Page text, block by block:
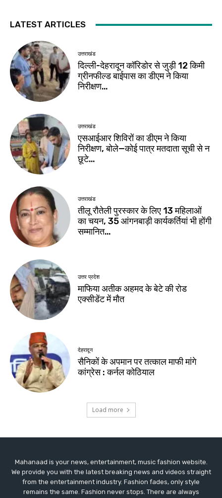
Mahanaad is your news, entertainment, music fashion website.
We provide you with the latest breaking news and videos straight
from the entertainment industry. Fashion fades, only style
remains the same. Fashion never stops. There are always